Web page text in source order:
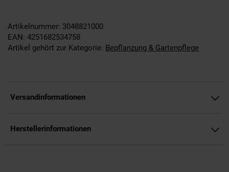
Artikelnummer: 3048821000
EAN: 4251682534758
Artikel gehört zur Kategorie: Bepflanzung & Gartenpflege
Versandinformationen
Herstellerinformationen